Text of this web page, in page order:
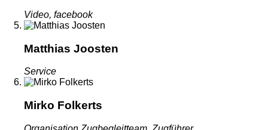
Video, facebook
Matthias Joosten
Service
Mirko Folkerts